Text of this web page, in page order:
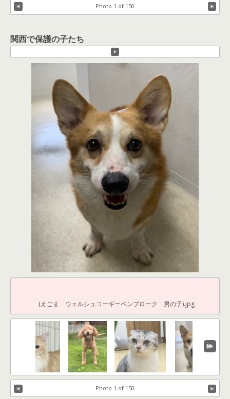
Photo 1 of 150
関西で保護の子たち
(えごま ウェルシュコーギーペンブローク 男の子).jpg
Photo 1 of 150